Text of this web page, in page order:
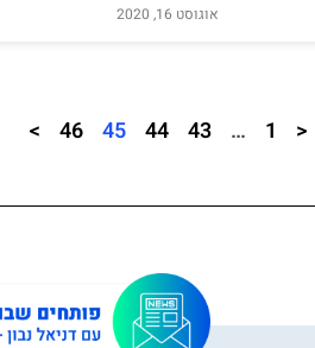
אוגוסט 16, 2020
<
1
…
43
44
45
46
>